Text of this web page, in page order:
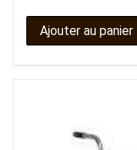
Ajouter au panier